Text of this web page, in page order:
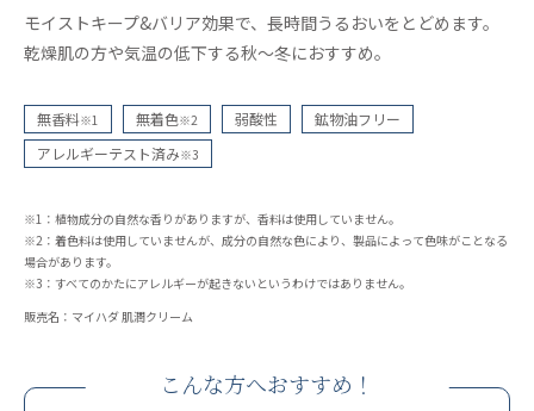
モイストキープ&バリア効果で、長時間うるおいをとどめます。
乾燥肌の方や気温の低下する秋～冬におすすめ。
無香料※1 無着色※2 弱酸性
鉱物油フリー
アレルギーテスト済み※3
※1：植物成分の自然な香りがありますが、香料は使用していません。
※2：着色料は使用していませんが、成分の自然な色により、製品によって色味がことなる
場合があります。
※3：すべてのかたにアレルギーが起きないというわけではありません。
販売名：マイハダ 肌潤クリーム
こんな方へおすすめ！